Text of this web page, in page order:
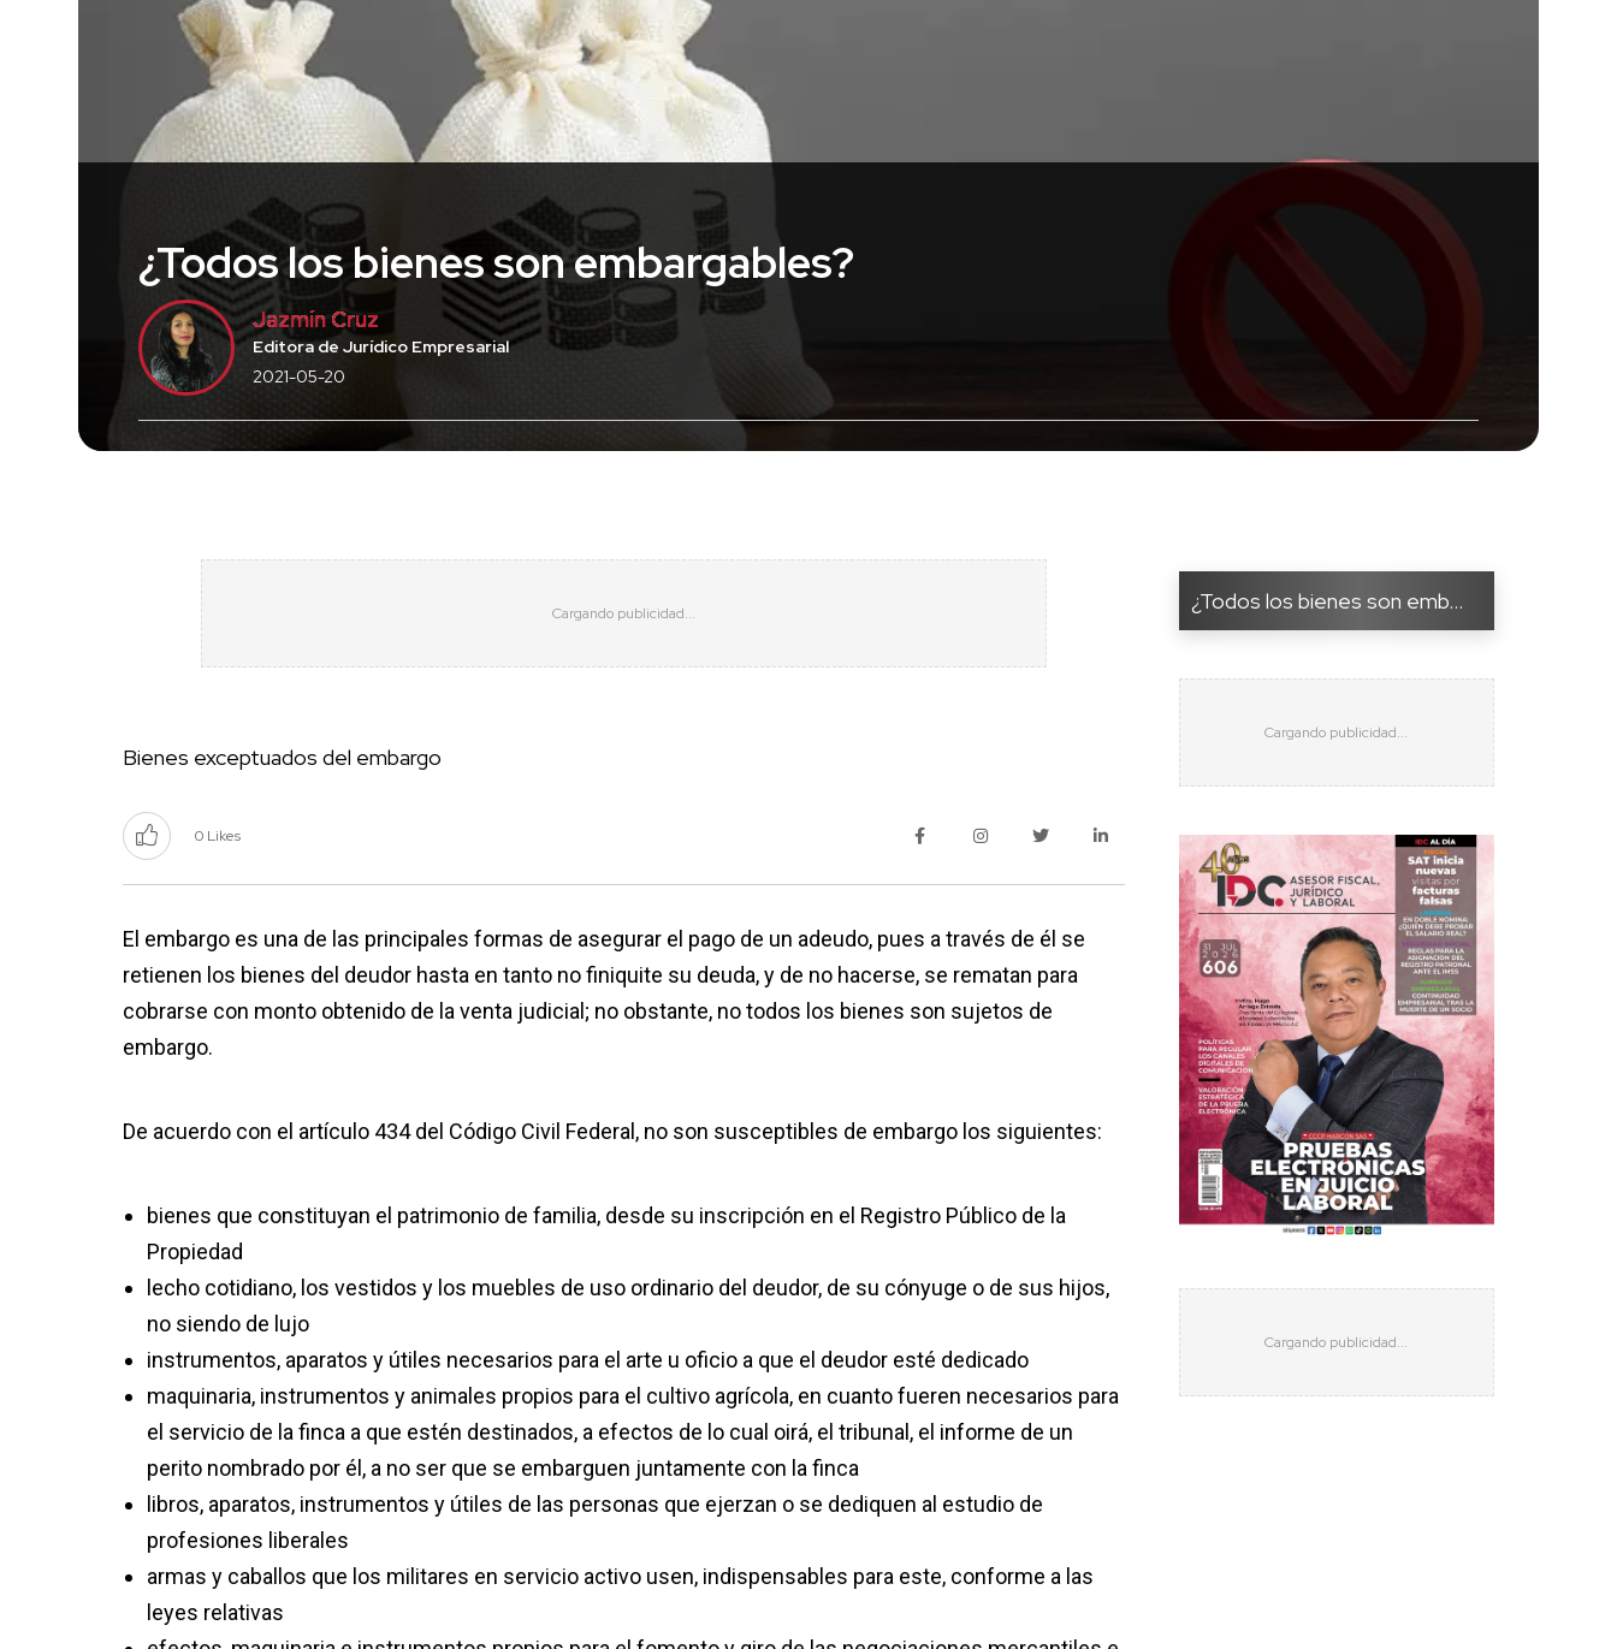
¿Todos los bienes son embargables?
Jazmín Cruz
Editora de Jurídico Empresarial
2021-05-20
Bienes exceptuados del embargo
0 Likes
El embargo es una de las principales formas de asegurar el pago de un adeudo, pues a través de él se
retienen los bienes del deudor hasta en tanto no finiquite su deuda, y de no hacerse, se rematan para
cobrarse con monto obtenido de la venta judicial; no obstante, no todos los bienes son sujetos de
embargo.
De acuerdo con el artículo 434 del Código Civil Federal, no son susceptibles de embargo los siguientes:
bienes que constituyan el patrimonio de familia, desde su inscripción en el Registro Público de la
Propiedad
lecho cotidiano, los vestidos y los muebles de uso ordinario del deudor, de su cónyuge o de sus hijos,
no siendo de lujo
instrumentos, aparatos y útiles necesarios para el arte u oficio a que el deudor esté dedicado
maquinaria, instrumentos y animales propios para el cultivo agrícola, en cuanto fueren necesarios para
el servicio de la finca a que estén destinados, a efectos de lo cual oirá, el tribunal, el informe de un
perito nombrado por él, a no ser que se embarguen juntamente con la finca
libros, aparatos, instrumentos y útiles de las personas que ejerzan o se dediquen al estudio de
profesiones liberales
armas y caballos que los militares en servicio activo usen, indispensables para este, conforme a las
leyes relativas
¿Todos los bienes son emb...